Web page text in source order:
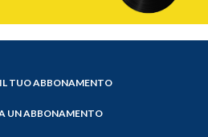
TUO ABBONAMENTO
UN ABBONAMENTO